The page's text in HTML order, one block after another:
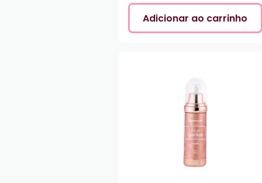
Adicionar ao carrinho